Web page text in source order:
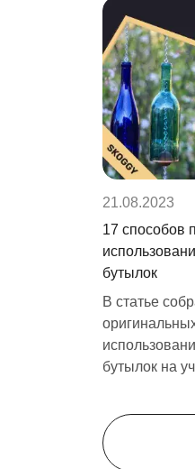
21.08.2023
17 способов
бутылок
В статье
бутылок на